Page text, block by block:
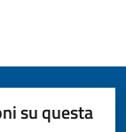
su questa